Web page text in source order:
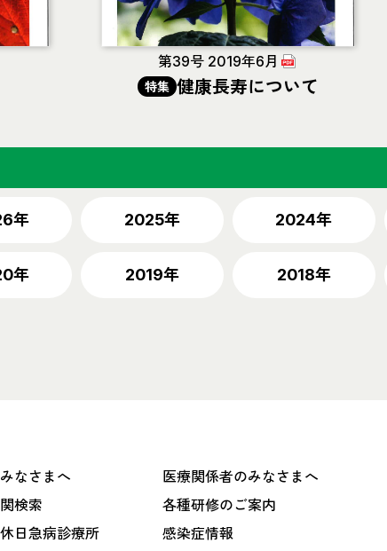
県医師会
第39号 2019年6月
特集 健康長寿について
年 2025年 2024年
年 2019年 2018年
なさまへ
検索
日急病診療所
医療関係者のみなさまへ
各種研修のご案内
感染症情報